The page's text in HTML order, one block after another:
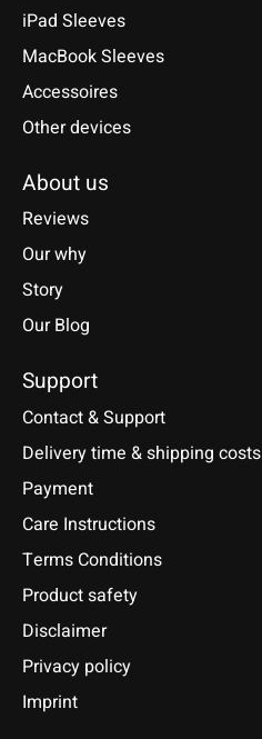
iPad Sleeves
MacBook Sleeves
Accessoires
Other devices
About us
Reviews
Our why
Story
Our Blog
Support
Contact & Support
Delivery time & shipping costs
Payment
Care Instructions
Terms Conditions
Product safety
Disclaimer
Privacy policy
Imprint